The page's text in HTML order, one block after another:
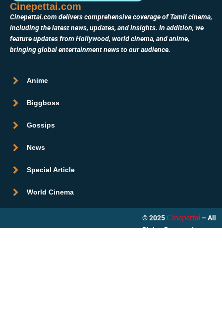
Cinepettai.com
Cinepettai.com delivers comprehensive coverage of Tamil cinema,
including the latest news, updates, and insights. In addition, we
feature updates from Hollywood, world cinema, and anime,
bringing global entertainment news to our audience.
Anime
Biggboss
Gossips
News
Special Article
World Cinema
© 2025 Cinepettai – All
Rights Reserved